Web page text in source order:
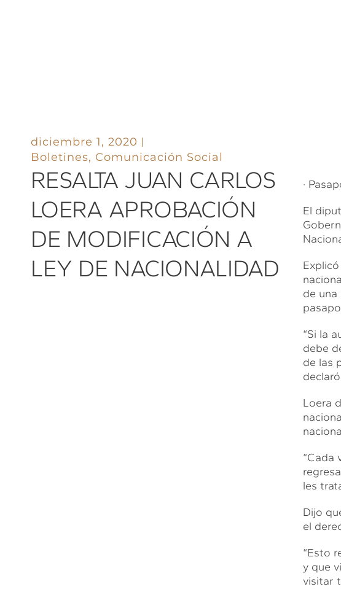
diciembre 1, 2020
Boletines, Comunicación Social
RESALTA JUAN CARLOS
LOERA APROBACIÓN
DE MODIFICACIÓN A
LEY DE NACIONALIDAD
·
El
de una
“Si la
debe
de las
Loera
“Cada
les
Dijo
el
“Esto
y que
visitar